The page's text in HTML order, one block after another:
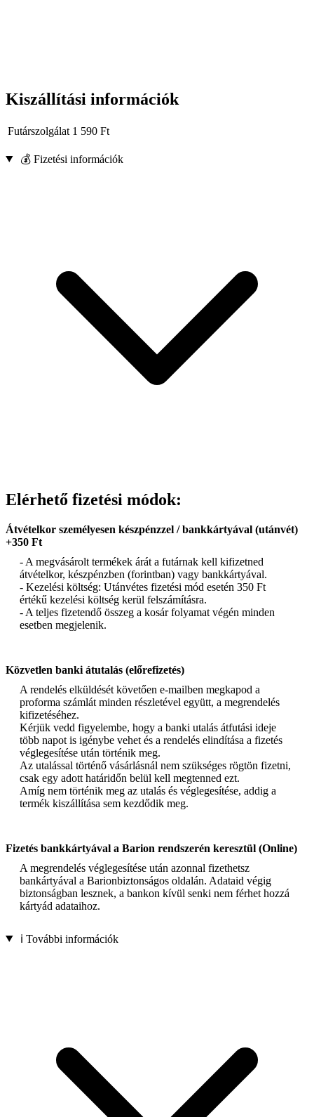
Kiszállítási információk
Futárszolgálat 1 590 Ft
💰 Fizetési információk
Elérhető fizetési módok:
Átvételkor személyesen készpénzzel / bankkártyával (utánvét)
+350 Ft
- A megvásárolt termékek árát a futárnak kell kifizetned
átvételkor, készpénzben (forintban) vagy bankkártyával.
- Kezelési költség: Utánvétes fizetési mód esetén 350 Ft
értékű kezelési költség kerül felszámításra.
- A teljes fizetendő összeg a kosár folyamat végén minden
esetben megjelenik.
Közvetlen banki átutalás (előrefizetés)
A rendelés elküldését követően e-mailben megkapod a
proforma számlát minden részletével együtt, a megrendelés
kifizetéséhez.
Kérjük vedd figyelembe, hogy a banki utalás átfutási ideje
több napot is igénybe vehet és a rendelés elindítása a fizetés
véglegesítése után történik meg.
Az utalással történő vásárlásnál nem szükséges rögtön fizetni,
csak egy adott határidőn belül kell megtenned ezt.
Amíg nem történik meg az utalás és véglegesítése, addig a
termék kiszállítása sem kezdődik meg.
Fizetés bankkártyával a Barion rendszerén keresztül (Online)
A megrendelés véglegesítése után azonnal fizethetsz
bankártyával a Barionbiztonságos oldalán. Adataid végig
biztonságban lesznek, a bankon kívül senki nem férhet hozzá
kártyád adataihoz.
ℹ️ További információk